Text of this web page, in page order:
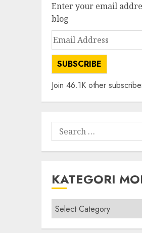
Enter your email
blog
Email
Address
SUBSCRIBE
Join 46.1K other
Search
for:
KATEGORI
Kategori
modif